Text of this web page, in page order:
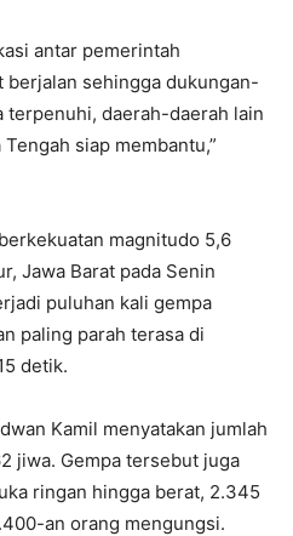
antar pemerintah
berjalan sehingga dukungan-
terpenuhi, daerah-daerah lain
siap membantu,”
magnitudo 5,6
Jawa Barat pada Senin
puluhan kali gempa
paling parah terasa di
detik.
Kamil menyatakan jumlah
jiwa. Gempa tersebut juga
ringan hingga berat, 2.345
an orang mengungsi.